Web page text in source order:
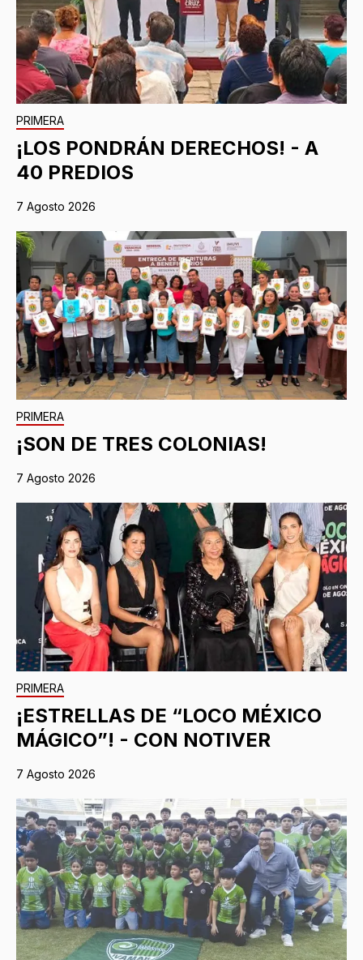
PRIMERA
¡LOS PONDRÁN DERECHOS! - A
40 PREDIOS
7 Agosto 2026
PRIMERA
¡SON DE TRES COLONIAS!
7 Agosto 2026
PRIMERA
¡ESTRELLAS DE “LOCO MÉXICO
MÁGICO”! - CON NOTIVER
7 Agosto 2026